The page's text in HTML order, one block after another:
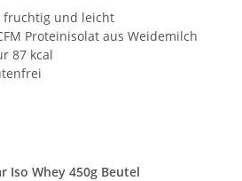
fruchtig und leicht
Proteinisolat aus Weidemilch
87 kcal
Iso Whey 450g Beutel